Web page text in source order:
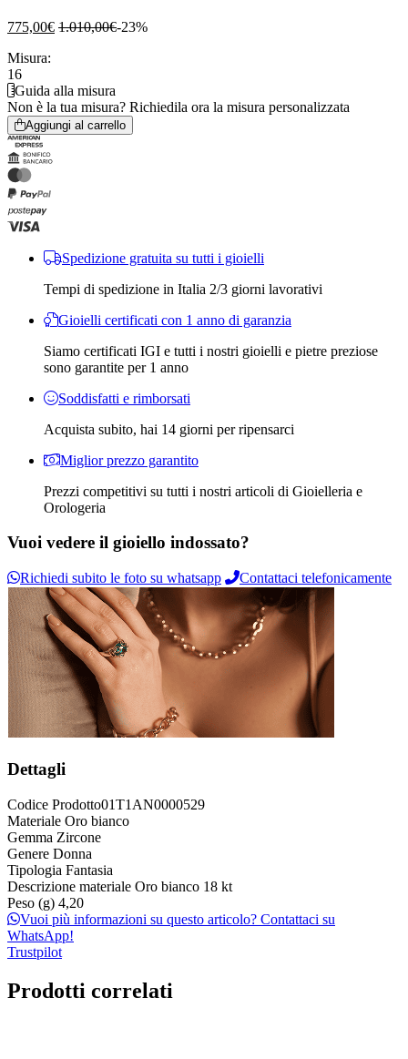
775,00€ 1.010,00€-23%
Misura:
16
Guida alla misura
Non è la tua misura? Richiedila ora la misura personalizzata
Aggiungi al carrello
Spedizione gratuita su tutti i gioielli
Tempi di spedizione in Italia 2/3 giorni lavorativi
Gioielli certificati con 1 anno di garanzia
Siamo certificati IGI e tutti i nostri gioielli e pietre preziose
sono garantite per 1 anno
Soddisfatti e rimborsati
Acquista subito, hai 14 giorni per ripensarci
Miglior prezzo garantito
Prezzi competitivi su tutti i nostri articoli di Gioielleria e
Orologeria
Vuoi vedere il gioiello indossato?
Richiedi subito le foto su whatsapp Contattaci telefonicamente
Dettagli
Codice Prodotto01T1AN0000529
Materiale Oro bianco
Gemma Zircone
Genere Donna
Tipologia Fantasia
Descrizione materiale Oro bianco 18 kt
Peso (g) 4,20
Vuoi più informazioni su questo articolo? Contattaci su
WhatsApp!
Trustpilot
Prodotti correlati